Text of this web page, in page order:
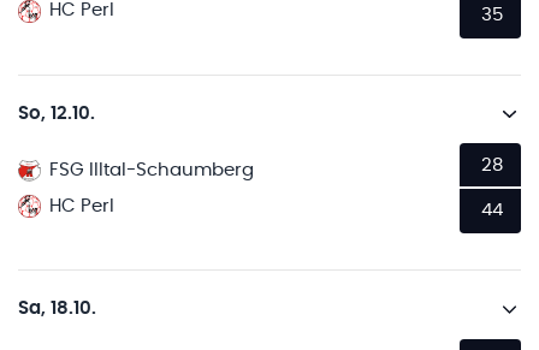
HC Perl
35
So, 12.10.
FSG Illtal-Schaumberg
HC Perl
28
44
Sa, 18.10.